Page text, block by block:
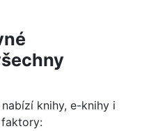
knihy, e-knihy i